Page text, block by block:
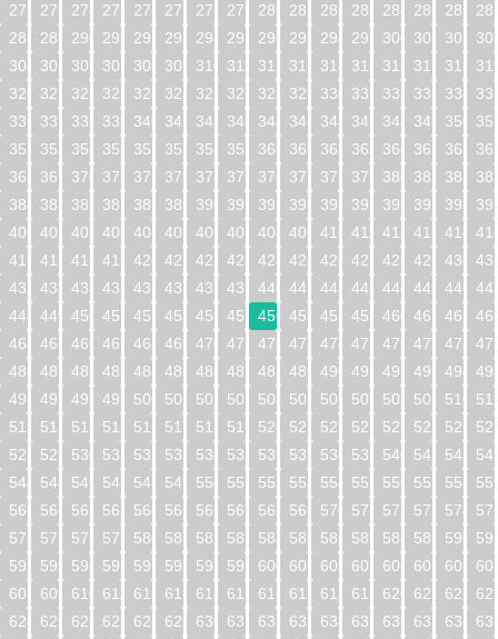
272
273 274 275 276 277 278 279 280 281 282 283 284 285 286
288
289 290 291 292 293 294 295 296 297 298 299 300 301 302
304
305 306 307 308 309 310 311 312 313 314 315 316 317 318
320
321 322 323 324 325 326 327 328 329 330 331 332 333 334
336
337 338 339 340 341 342 343 344 345 346 347 348 349 350
352
353 354 355 356 357 358 359 360 361 362 363 364 365 366
368
369 370 371 372 373 374 375 376 377 378 379 380 381 382
384
385 386 387 388 389 390 391 392 393 394 395 396 397 398
400
401 402 403 404 405 406 407 408 409 410 411 412 413 414
416
417 418 419 420 421 422 423 424 425 426 427 428 429 430
432
433 434 435 436 437 438 439 440 441 442 443 444 445 446
448
449 450 451 452 453 454 455 456 457 458 459 460 461 462
464
465 466 467 468 469 470 471 472 473 474 475 476 477 478
480
481 482 483 484 485 486 487 488 489 490 491 492 493 494
496
497 498 499 500 501 502 503 504 505 506 507 508 509 510
512
513 514 515 516 517 518 519 520 521 522 523 524 525 526
528
529 530 531 532 533 534 535 536 537 538 539 540 541 542
544
545 546 547 548 549 550 551 552 553 554 555 556 557 558
560
561 562 563 564 565 566 567 568 569 570 571 572 573 574
576
577 578 579 580 581 582 583 584 585 586 587 588 589 590
592
593 594 595 596 597 598 599 600 601 602 603 604 605 606
608
609 610 611 612 613 614 615 616 617 618 619 620 621 622
624
625 626 627 628 629 630 631 632 633 634 635 636 637 638